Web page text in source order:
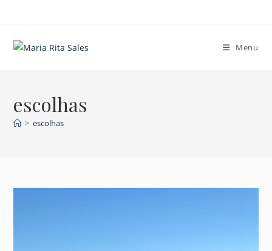
conteúdo
Menu
escolhas
> escolhas